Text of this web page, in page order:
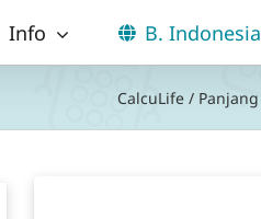
Info B. Indonesia
CalcuLife / Panjang